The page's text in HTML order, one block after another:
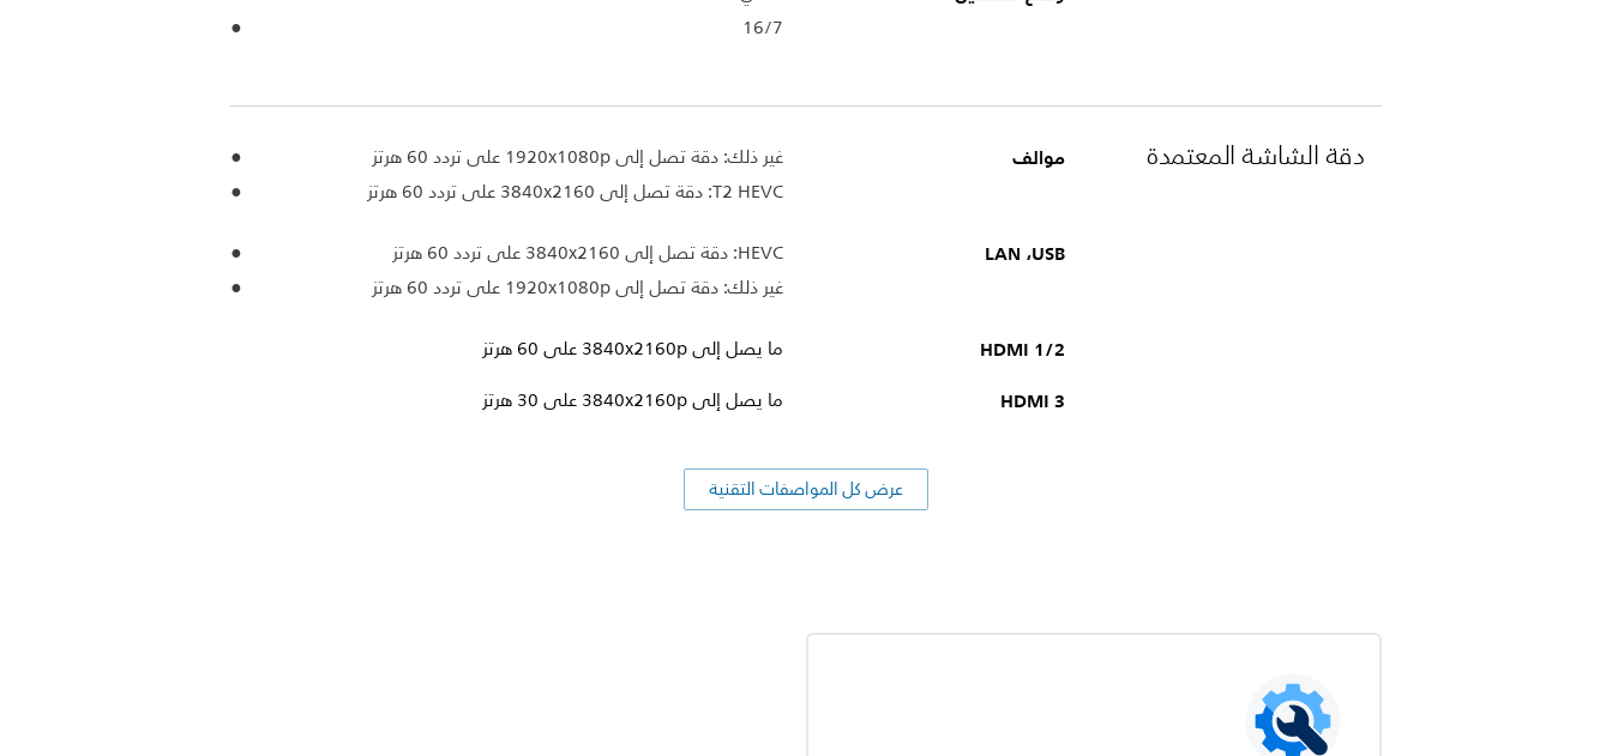
16/7
دقة الشاشة المعتمدة موالف
غير ذلك: دقة تصل إلى 1920x1080p على تردد 60 هرتز
T2 HEVC: دقة تصل إلى 3840x2160 على تردد 60 هرتز
USB‏، LAN
HEVC: دقة تصل إلى 3840x2160 على تردد 60 هرتز
غير ذلك: دقة تصل إلى 1920x1080p على تردد 60 هرتز
HDMI 1/2 ما يصل إلى 3840x2160p على 60 هرتز
HDMI 3 ما يصل إلى 3840x2160p على 30 هرتز
عرض كل المواصفات التقنية